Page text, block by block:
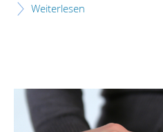
Weiterlesen